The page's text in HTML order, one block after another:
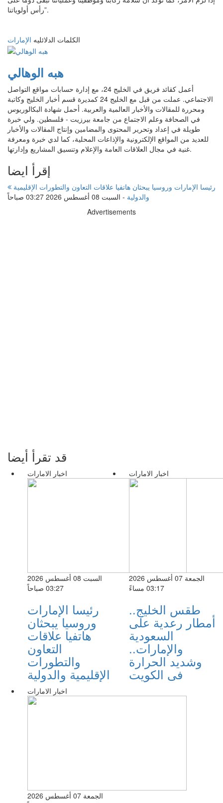
رأس أولوياتنا”.
الكلمات الدلائليه الإمارات
هبه الوهالي
أعمل كقائد فريق في الخليج 24، مع إدارة حسابات مواقع التواصل
الاجتماعي. عملت من قبل مع الخليج 24 كمديرة قسم أخبار الخليج وكاتبة
ومحررة للمقالات والأخبار العالمية والعربية. أحمل شهادة البكالوريوس
في الصحافة وعلم الاجتماع من جامعة بيرزيت - فلسطين. ولي خبرة
طويلة في إعداد وتحرير المحتوى والمضامين وإنتاج المقالات والأخبار
للعديد من المواقع الإلكترونية والإذاعات المحلية، كما لدي خبرة ومعرفة
غنية في مجال العلاقات العامة والإعلام وتنسيق المشاريع وإدارتها.
إقرأ ايضا
والدولية - السبت 08 أغسطس 2026 03:27 صباحاً
Advertisements
قد تقرأ أيضا
اخبار الامارات
السبت 08 أغسطس 2026
03:27 صباحاً
رئيسا الإمارات
وروسيا يبحثان
هاتفيا علاقات
التعاون
والتطورات
الإقليمية والدولية
اخبار الامارات
الجمعة 07 أغسطس 2026
03:17 مساءً
طقس الخليج..
أمطار رعدية على
السعودية
والإمارات..
وشديد الحرارة
فى الكويت
اخبار الامارات
الجمعة 07 أغسطس 2026